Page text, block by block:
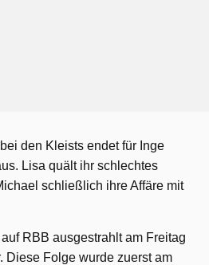
den Kleists endet für Inge
Lisa quält ihr schlechtes
schließlich ihre Affäre mit
RBB ausgestrahlt am Freitag
Diese Folge wurde zuerst am